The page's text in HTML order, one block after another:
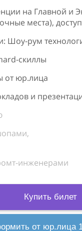
на Главной и
места),
Шоу-рум
скиллы
от юр.лица
и
инженерами
Купить билет
от юр.лица